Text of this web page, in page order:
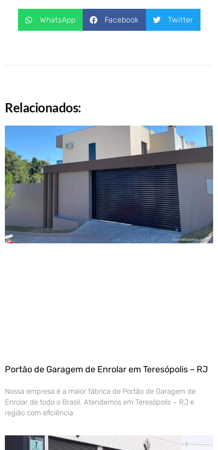
WhatsApp Facebook Twitter
Relacionados:
Portão de Garagem de Enrolar em Teresópolis – RJ
Nossa empresa é a maior fábrica de Portão de Garagem de
Enrolar de todo o Brasil. Atendemos em Teresópolis – RJ e
região com eficiência